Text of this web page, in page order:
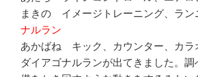
まきの イメージトレーニング、ラン
ナルラン
あかばね キック、カウンター、カラ
ダイアゴナルランが出てきました。